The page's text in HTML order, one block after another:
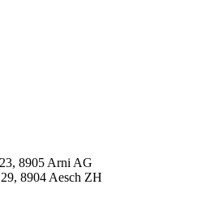
8905 Arni AG
8904 Aesch ZH